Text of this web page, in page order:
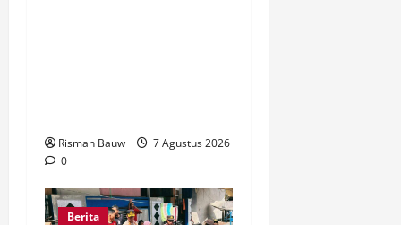
Risman Bauw
7 Agustus 2026
0
Berita